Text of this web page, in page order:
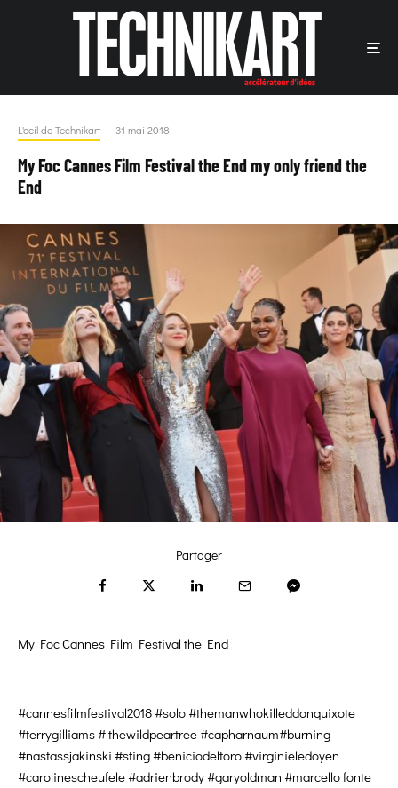
L'oeil de Technikart · 31 mai 2018
My Foc Cannes Film Festival the End my only friend the
End
Partager
My Foc Cannes Film Festival the End
#cannesfilmfestival2018 #solo #themanwhokilleddonquixote
#terrygilliams # thewildpeartree #capharnaum#burning
#nastassjakinski #sting #beniciodeltoro #virginieledoyen
#carolinescheufele #adrienbrody #garyoldman #marcello fonte